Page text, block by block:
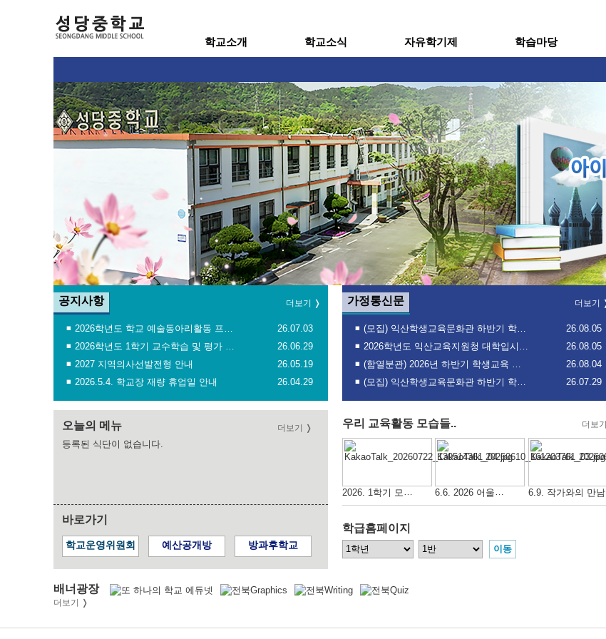
학교소개 학교소식 자유학기제 학습마당
공지사항 더보기
2026학년도 학교 예술동아리활동 프로그램 개인위탁 운영자 모집 공고
26.07.03
2026학년도 1학기 교수학습 및 평가 운영 계획 수정 안내
26.06.29
2027 지역의사선발전형 안내
26.05.19
2026.5.4. 학교장 재량 휴업일 안내
26.04.29
가정통신문 더보기
(모집) 익산학생교육문화관 하반기 학생·독서·수영교육 프로그램 수강생 모집
26.08.05
2026학년도 익산교육지원청 대학입시 설명회(8월) 개최 안내
26.08.05
(함열분관) 2026년 하반기 학생교육 프로그램 수강생 모집 안내
26.08.04
(모집) 익산학생교육문화관 하반기 학생·독서·수영교육 프로그램 수강생 모집
26.07.29
우리 교육활동 모습들.. 더보기
2026. 1학기 모범상 수여식 6.6. 2026 어울림학교 문화체험 6.9. 작가와의 만남
오늘의 메뉴 더보기
등록된 식단이 없습니다.
바로가기
학교운영위원회 예산공개방 방과후학교
학급홈페이지
배너광장
더보기